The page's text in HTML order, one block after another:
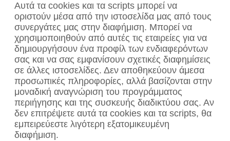
Αυτά τα cookies και τα scripts μπορεί να
οριστούν μέσα από την ιστοσελίδα μας από τους
συνεργάτες μας στην διαφήμιση. Μπορεί να
χρησιμοποιηθούν από αυτές τις εταιρείες για να
δημιουργήσουν ένα προφίλ των ενδιαφερόντων
σας και να σας εμφανίσουν σχετικές διαφημίσεις
σε άλλες ιστοσελίδες. Δεν αποθηκεύουν άμεσα
προσωπικές πληροφορίες, αλλά βασίζονται στην
μοναδική αναγνώριση του προγράμματος
περιήγησης και της συσκευής διαδικτύου σας. Αν
δεν επιτρέψετε αυτά τα cookies και τα scripts, θα
εμπειρεύεστε λιγότερη εξατομικευμένη
διαφήμιση.